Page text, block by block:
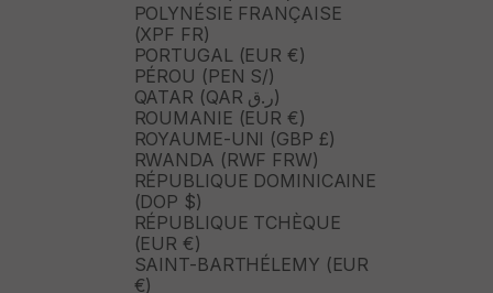
POLYNÉSIE FRANÇAISE
(XPF FR)
PORTUGAL (EUR €)
PÉROU (PEN S/)
QATAR (QAR ر.ق)
ROUMANIE (EUR €)
ROYAUME-UNI (GBP £)
RWANDA (RWF FRW)
RÉPUBLIQUE DOMINICAINE
(DOP $)
RÉPUBLIQUE TCHÈQUE
(EUR €)
SAINT-BARTHÉLEMY (EUR
€)